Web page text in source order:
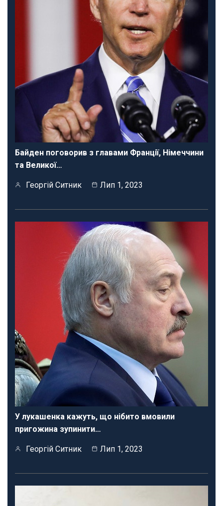
Байден поговорив з главами Франції, Німеччини
та Великої…
Георгій Ситник Лип 1, 2023
У лукашенка кажуть, що нібито вмовили
пригожина зупинити…
Георгій Ситник Лип 1, 2023